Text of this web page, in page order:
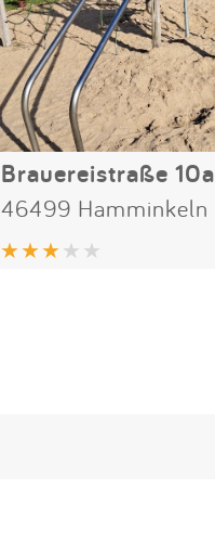
Brauereistraße 10a
46499 Hamminkeln